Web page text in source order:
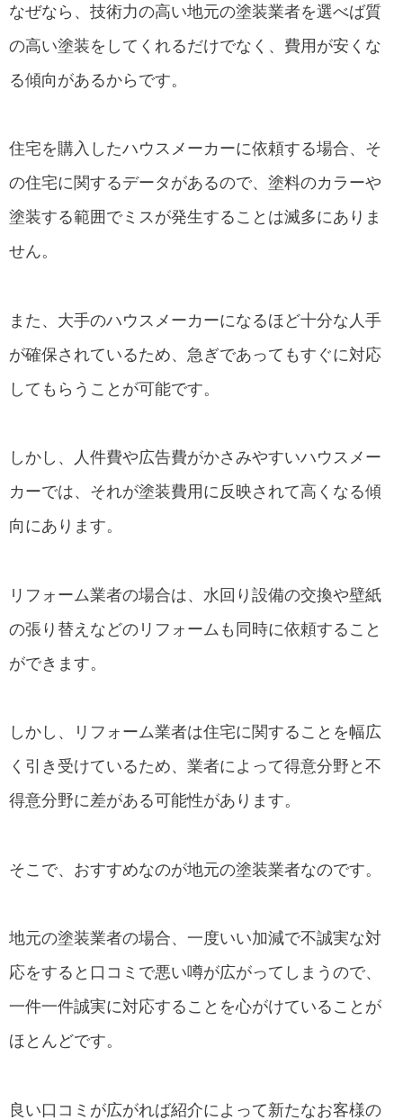
なぜなら、技術力の高い地元の塗装業者を選べば質
の高い塗装をしてくれるだけでなく、費用が安くな
る傾向があるからです。
住宅を購入したハウスメーカーに依頼する場合、そ
の住宅に関するデータがあるので、塗料のカラーや
塗装する範囲でミスが発生することは滅多にありま
せん。
また、大手のハウスメーカーになるほど十分な人手
が確保されているため、急ぎであってもすぐに対応
してもらうことが可能です。
しかし、人件費や広告費がかさみやすいハウスメー
カーでは、それが塗装費用に反映されて高くなる傾
向にあります。
リフォーム業者の場合は、水回り設備の交換や壁紙
の張り替えなどのリフォームも同時に依頼すること
ができます。
しかし、リフォーム業者は住宅に関することを幅広
く引き受けているため、業者によって得意分野と不
得意分野に差がある可能性があります。
そこで、おすすめなのが地元の塗装業者なのです。
地元の塗装業者の場合、一度いい加減で不誠実な対
応をすると口コミで悪い噂が広がってしまうので、
一件一件誠実に対応することを心がけていることが
ほとんどです。
良い口コミが広がれば紹介によって新たなお客様の